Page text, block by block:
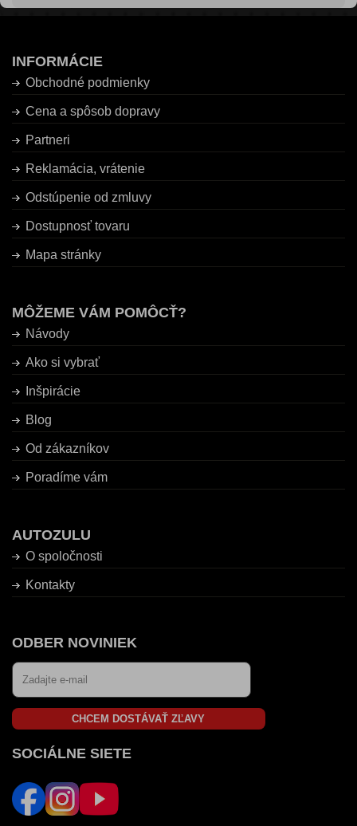
INFORMÁCIE
Obchodné podmienky
Cena a spôsob dopravy
Partneri
Reklamácia, vrátenie
Odstúpenie od zmluvy
Dostupnosť tovaru
Mapa stránky
MÔŽEME VÁM POMÔCŤ?
Návody
Ako si vybrať
Inšpirácie
Blog
Od zákazníkov
Poradíme vám
AUTOZULU
O spoločnosti
Kontakty
ODBER NOVINIEK
CHCEM DOSTÁVAŤ ZĽAVY
SOCIÁLNE SIETE